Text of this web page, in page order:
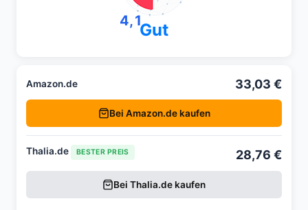
4,1Gut
Amazon.de 33,03 €
Bei Amazon.de kaufen
Thalia.de BESTER PREIS 28,76 €
Bei Thalia.de kaufen